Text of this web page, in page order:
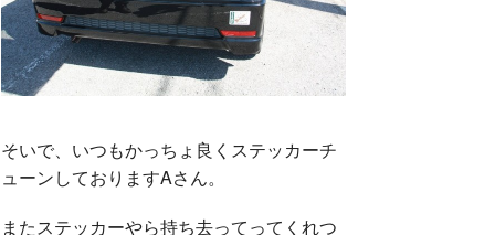
そいで、いつもかっちょ良くステッカーチ
ューンしておりますAさん。
またステッカーやら持ち去ってってくれつ